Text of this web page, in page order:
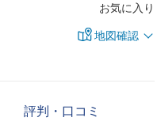
お気に入り
地図確認
評判・口コミ